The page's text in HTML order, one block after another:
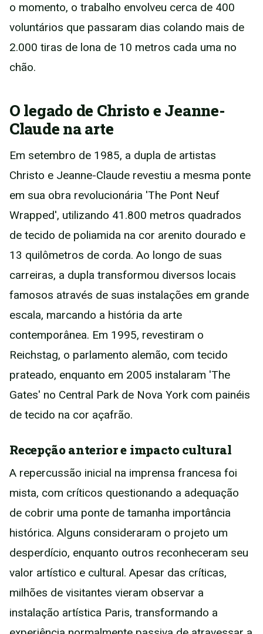
o momento, o trabalho envolveu cerca de 400
voluntários que passaram dias colando mais de
2.000 tiras de lona de 10 metros cada uma no
chão.
O legado de Christo e Jeanne-
Claude na arte
Em setembro de 1985, a dupla de artistas
Christo e Jeanne-Claude revestiu a mesma ponte
em sua obra revolucionária 'The Pont Neuf
Wrapped', utilizando 41.800 metros quadrados
de tecido de poliamida na cor arenito dourado e
13 quilômetros de corda. Ao longo de suas
carreiras, a dupla transformou diversos locais
famosos através de suas instalações em grande
escala, marcando a história da arte
contemporânea. Em 1995, revestiram o
Reichstag, o parlamento alemão, com tecido
prateado, enquanto em 2005 instalaram 'The
Gates' no Central Park de Nova York com painéis
de tecido na cor açafrão.
Recepção anterior e impacto cultural
A repercussão inicial na imprensa francesa foi
mista, com críticos questionando a adequação
de cobrir uma ponte de tamanha importância
histórica. Alguns consideraram o projeto um
desperdício, enquanto outros reconheceram seu
valor artístico e cultural. Apesar das críticas,
milhões de visitantes vieram observar a
instalação artística Paris, transformando a